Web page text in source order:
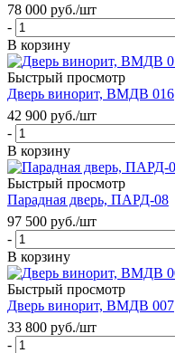
78 000 руб./шт
-
В корзину
Быстрый просмотр
Дверь винорит, ВМДВ 016
42 900 руб./шт
-
В корзину
Быстрый просмотр
Парадная дверь, ПАРД-08
97 500 руб./шт
-
В корзину
Быстрый просмотр
Дверь винорит, ВМДВ 007
33 800 руб./шт
-